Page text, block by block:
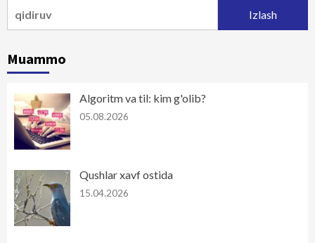
Muammo
Algoritm va til: kim g'olib?
05.08.2026
Qushlar xavf ostida
15.04.2026